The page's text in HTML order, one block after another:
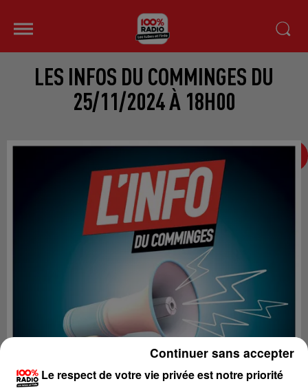
LES INFOS DU COMMINGES DU
25/11/2024 À 18H00
Le respect de votre vie privée est notre priorité
Continuer sans accepter